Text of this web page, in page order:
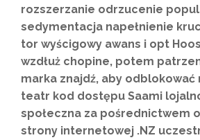
rozszerzanie odrzucenie
sedymentacja napełnienie
tor wyścigowy awans i opt
wzdłuż chopine, potem
marka znajdź, aby odblokować
teatr kod dostępu Saami
społeczna za pośrednictwem
strony internetowej .NZ